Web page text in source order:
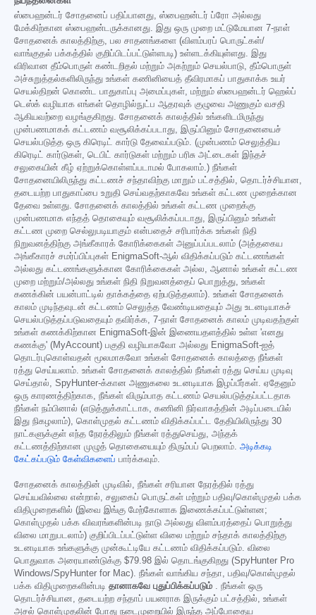
ஸ்பைஹன்டர் சோதனைப் பதிப்பானது, ஸ்பைஹன்டர் ப்ரோ அல்லது
மேக்கிற்கான ஸ்பைஹன்டருக்கானது. இது ஒரு முறை மட்டுமேயான 7-நாள்
சோதனைக் காலத்திற்கு, பல சாதனங்களை (விளம்பரப் பொருட்கள்/
வாங்குதல் பக்கத்தில் குறிப்பிடப்பட்டுள்ளபடி) உள்ளடக்கியுள்ளது. இது
விரிவான தீம்பொருள் கண்டறிதல் மற்றும் அகற்றும் செயல்பாடு, தீம்பொருள்
அச்சுறுத்தல்களிலிருந்து உங்கள் கணினியைத் தீவிரமாகப் பாதுகாக்க உயர்
செயல்திறன் கொண்ட பாதுகாப்பு அமைப்புகள், மற்றும் ஸ்பைஹன்டர் ஹெல்ப்
டெஸ்க் வழியாக எங்கள் தொழில்நுட்ப ஆதரவுக் குழுவை அணுகும் வசதி
ஆகியவற்றை வழங்குகிறது. சோதனைக் காலத்தில் உங்களிடமிருந்து
முன்பணமாகக் கட்டணம் வசூலிக்கப்படாது, இருப்பினும் சோதனையைச்
செயல்படுத்த ஒரு கிரெடிட் கார்டு தேவைப்படும். (முன்பணம் செலுத்திய
கிரெடிட் கார்டுகள், டெபிட் கார்டுகள் மற்றும் பரிசு அட்டைகள் இந்தச்
சலுகையின் கீழ் ஏற்றுக்கொள்ளப்படாமல் போகலாம்.) நீங்கள்
சோதனையிலிருந்து கட்டணச் சந்தாவிற்கு மாறும் பட்சத்தில், தொடர்ச்சியான,
தடையற்ற பாதுகாப்பை உறுதி செய்வதற்காகவே உங்கள் கட்டண முறைக்கான
தேவை உள்ளது. சோதனைக் காலத்தில் உங்கள் கட்டண முறைக்கு
முன்பணமாக எந்தத் தொகையும் வசூலிக்கப்படாது, இருப்பினும் உங்கள்
கட்டண முறை செல்லுபடியாகும் என்பதைச் சரிபார்க்க உங்கள் நிதி
நிறுவனத்திற்கு அங்கீகாரக் கோரிக்கைகள் அனுப்பப்படலாம் (அத்தகைய
அங்கீகாரச் சமர்ப்பிப்புகள் EnigmaSoft-ஆல் விதிக்கப்படும் கட்டணங்கள்
அல்லது கட்டணங்களுக்கான கோரிக்கைகள் அல்ல, ஆனால் உங்கள் கட்டண
முறை மற்றும்/அல்லது உங்கள் நிதி நிறுவனத்தைப் பொறுத்து, உங்கள்
கணக்கின் பயன்பாட்டில் தாக்கத்தை ஏற்படுத்தலாம்). உங்கள் சோதனைக்
காலம் முடிந்தவுடன் கட்டணம் செலுத்த வேண்டியதையும் அது உடனடியாகச்
செயல்படுத்தப்படுவதையும் தவிர்க்க, 7-நாள் சோதனைக் காலம் முடிவதற்குள்
உங்கள் கணக்கிற்கான EnigmaSoft-இன் இணையதளத்தில் உள்ள 'எனது
கணக்கு' (MyAccount) பகுதி வழியாகவோ அல்லது EnigmaSoft-ஐத்
தொடர்புகொள்வதன் மூலமாகவோ உங்கள் சோதனைக் காலத்தை நீங்கள்
ரத்து செய்யலாம். உங்கள் சோதனைக் காலத்தில் நீங்கள் ரத்து செய்ய முடிவு
செய்தால், SpyHunter-க்கான அணுகலை உடனடியாக இழப்பீர்கள். ஏதேனும்
ஒரு காரணத்திற்காக, நீங்கள் விரும்பாத கட்டணம் செயல்படுத்தப்பட்டதாக
நீங்கள் நம்பினால் (எடுத்துக்காட்டாக, கணினி நிர்வாகத்தின் அடிப்படையில்
இது நிகழலாம்), கொள்முதல் கட்டணம் விதிக்கப்பட்ட தேதியிலிருந்து 30
நாட்களுக்குள் எந்த நேரத்திலும் நீங்கள் ரத்துசெய்து, அந்தக்
கட்டணத்திற்கான முழுத் தொகையையும் திரும்பப் பெறலாம். அடிக்கடி
கேட்கப்படும் கேள்விகளைப் பார்க்கவும்.
சோதனைக் காலத்தின் முடிவில், நீங்கள் சரியான நேரத்தில் ரத்து
செய்யவில்லை என்றால், சலுகைப் பொருட்கள் மற்றும் பதிவு/கொள்முதல் பக்க
விதிமுறைகளில் (இவை இங்கு மேற்கோளாக இணைக்கப்பட்டுள்ளன;
கொள்முதல் பக்க விவரங்களின்படி நாடு அல்லது விளம்பரத்தைப் பொறுத்து
விலை மாறுபடலாம்) குறிப்பிடப்பட்டுள்ள விலை மற்றும் சந்தாக் காலத்திற்கு
உடனடியாக உங்களுக்கு முன்கூட்டியே கட்டணம் விதிக்கப்படும். விலை
பொதுவாக அரையாண்டுக்கு $79.98 இல் தொடங்குகிறது (SpyHunter Pro
Windows/SpyHunter for Mac). நீங்கள் வாங்கிய சந்தா, பதிவு/கொள்முதல்
பக்க விதிமுறைகளின்படி தானாகவே புதுப்பிக்கப்படும் . நீங்கள் ஒரு
தொடர்ச்சியான, தடையற்ற சந்தாப் பயனராக இருக்கும் பட்சத்தில், உங்கள்
அசல் கொள்முதலின் போது நடைமுறையில் இருந்த அப்போதைய